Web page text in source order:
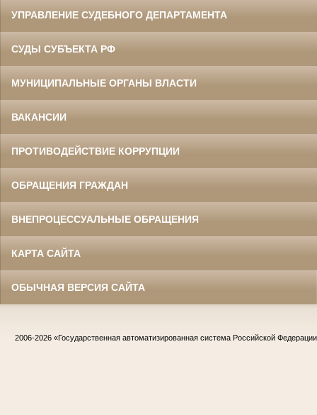
УПРАВЛЕНИЕ СУДЕБНОГО ДЕПАРТАМЕНТА
СУДЫ СУБЪЕКТА РФ
МУНИЦИПАЛЬНЫЕ ОРГАНЫ ВЛАСТИ
ВАКАНСИИ
ПРОТИВОДЕЙСТВИЕ КОРРУПЦИИ
ОБРАЩЕНИЯ ГРАЖДАН
ВНЕПРОЦЕССУАЛЬНЫЕ ОБРАЩЕНИЯ
КАРТА САЙТА
ОБЫЧНАЯ ВЕРСИЯ САЙТА
2006-2026 «Государственная автоматизированная система Российской